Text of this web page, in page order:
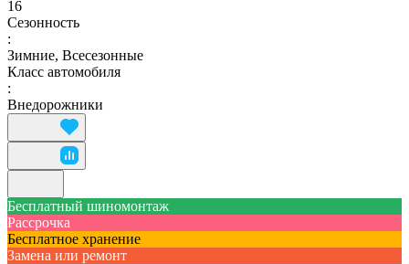
16
Сезонность
:
Зимние, Всесезонные
Класс автомобиля
:
Внедорожники
Бесплатный шиномонтаж
Рассрочка
Бесплатное хранение
Замена или ремонт